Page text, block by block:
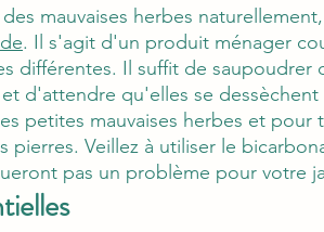
mauvaises herbes
. Il s'agit d'un produit ménager
différentes. Il suffit de saupoudrer
d'attendre qu'elles se
petites mauvaises herbes et pour
pierres. Veillez à utiliser le
pas un problème pour votre